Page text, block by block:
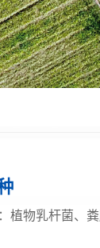
专访
公告
课堂
植物乳杆菌、